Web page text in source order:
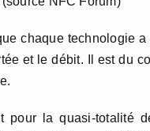
chaque technologie
et le débit. Il est du
pour la quasi-